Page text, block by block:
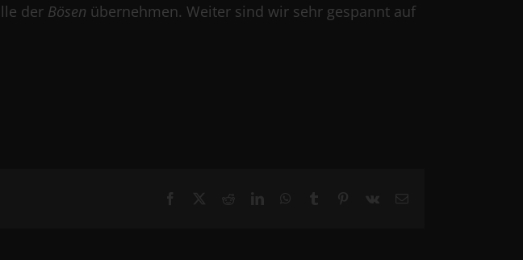
der Bösen übernehmen. Weiter sind wir sehr gespannt auf
Facebook RedditLinkedInWhatsApp
Tumblr Pinterest
Vk Email